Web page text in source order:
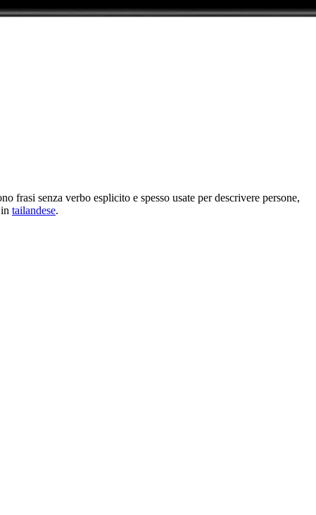
frasi senza verbo esplicito e spesso usate per descrivere persone,
tailandese.